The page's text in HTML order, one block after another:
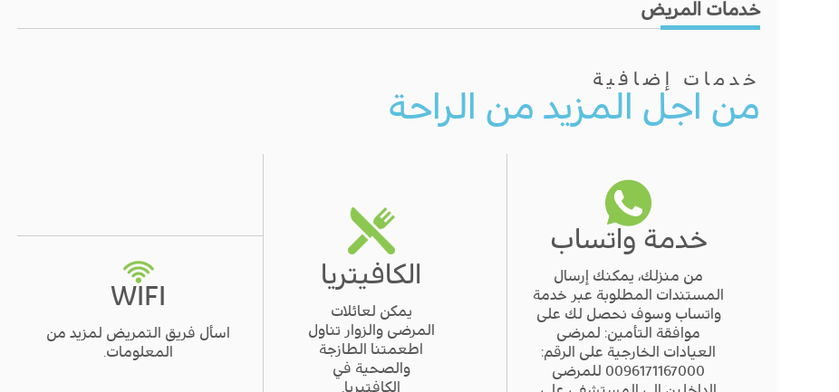
خدمات المريض
خدمات إضافية
من اجل المزيد من الراحة
WIFI
اسأل فريق التمريض لمزيد من
المعلومات.
الكافيتريا
يمكن لعائلات
المرضى والزوار تناول
اطعمتنا الطازجة
والصحية في
الكافتيريا.
خدمة واتساب
من منزلك، يمكنك إرسال
المستندات المطلوبة عبر خدمة
واتساب وسوف نحصل لك على
موافقة التأمين: لمرضى
العيادات الخارجية على الرقم:
0096171167000 للمرضى